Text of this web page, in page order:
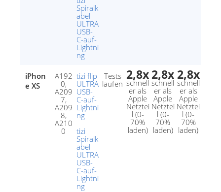
Spiralk
abel
ULTRA
USB-
C-auf-
Lightni
ng
iPhon
e XS
A192
0,
A209
7,
A209
8,
A210
0
tizi flip
ULTRA
USB-
C-auf-
Lightni
ng
tizi
Spiralk
abel
ULTRA
USB-
C-auf-
Lightni
ng
Tests
laufen
2,8x
schnell
er als
Apple
Netztei
l (0-
70%
laden)
2,8x
schnell
er als
Apple
Netztei
l (0-
70%
laden)
2,8x
schnell
er als
Apple
Netztei
l (0-
70%
laden)